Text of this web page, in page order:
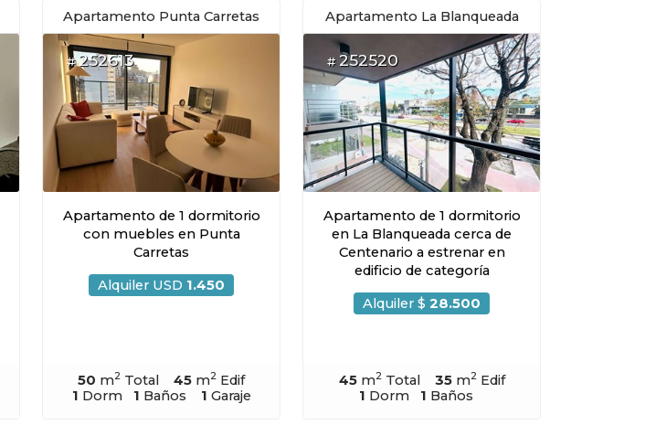
Apartamento Punta Carretas
#252613
Apartamento de 1 dormitorio
con muebles en Punta
Carretas
Alquiler USD 1.450
50 m2 Total 45 m2 Edif
1 Dorm 1 Baños 1 Garaje
Apartamento La Blanqueada
#252520
Apartamento de 1 dormitorio
en La Blanqueada cerca de
Centenario a estrenar en
edificio de categoría
Alquiler $ 28.500
45m2Total 35m2Edif
1 Dorm 1 Baños